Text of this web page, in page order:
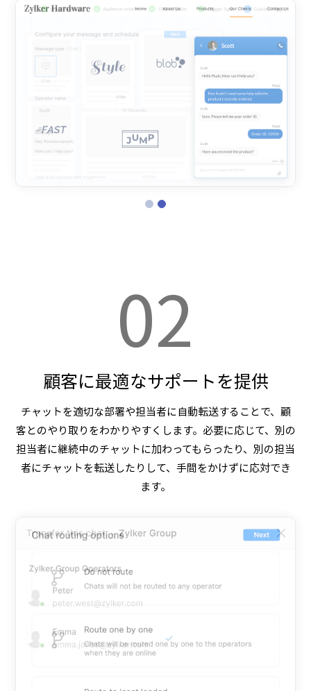
02
顧客に最適なサポートを提供
チャットを適切な部署や担当者に自動転送することで、顧
客とのやり取りをわかりやすくします。必要に応じて、別の
担当者に継続中のチャットに加わってもらったり、別の担当
者にチャットを転送したりして、手間をかけずに応対でき
ます。